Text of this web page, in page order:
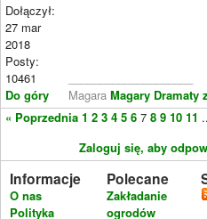
Dołączył:
27 mar
2018
Posty:
10461
Do góry
Magara Magary Dramaty
« Poprzednia 1 2 3 4 5 6 7 8 9 10 11
Zaloguj się, aby
Informacje
O nas
Polityka
Polecane
Zakładanie
ogrodów